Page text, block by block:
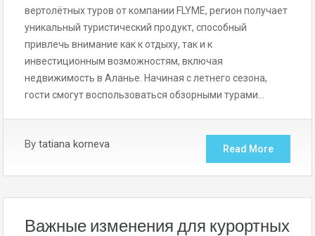
вертолётных туров от компании FLYME, регион получает
уникальный туристический продукт, способный
привлечь внимание как к отдыху, так и к
инвестиционным возможностям, включая
недвижимость в Аланье. Начиная с летнего сезона,
гости смогут воспользоваться обзорными турами…
By tatiana korneva Read More
Важные изменения для курортных